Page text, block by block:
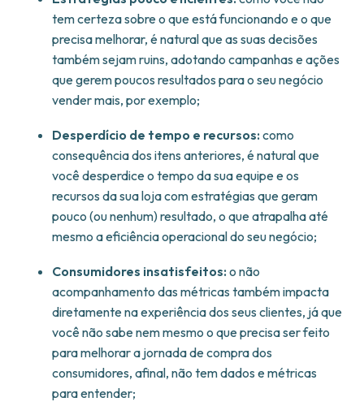
tem certeza sobre o que está funcionando e o que
precisa melhorar, é natural que as suas decisões
também sejam ruins, adotando campanhas e ações
que gerem poucos resultados para o seu negócio
vender mais, por exemplo;
Desperdício de tempo e recursos: como
consequência dos itens anteriores, é natural que
você desperdice o tempo da sua equipe e os
recursos da sua loja com estratégias que geram
pouco (ou nenhum) resultado, o que atrapalha até
mesmo a eficiência operacional do seu negócio;
Consumidores insatisfeitos: o não
acompanhamento das métricas também impacta
diretamente na experiência dos seus clientes, já que
você não sabe nem mesmo o que precisa ser feito
para melhorar a jornada de compra dos
consumidores, afinal, não tem dados e métricas
para entender;